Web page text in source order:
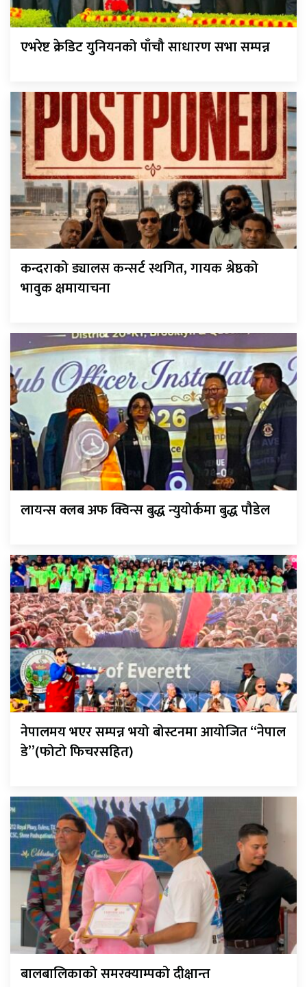
एभरेष्ट क्रेडिट युनियनको पाँचौ साधारण सभा सम्पन्न
कन्दराको ड्यालस कन्सर्ट स्थगित, गायक श्रेष्ठको
भावुक क्षमायाचना
लायन्स क्लब अफ क्विन्स बुद्ध न्युयोर्कमा बुद्ध पौडेल
नेपालमय भएर सम्पन्न भयो बोस्टनमा आयोजित “नेपाल
डे”(फोटो फिचरसहित)
बालबालिकाको समरक्याम्पको दीक्षान्त